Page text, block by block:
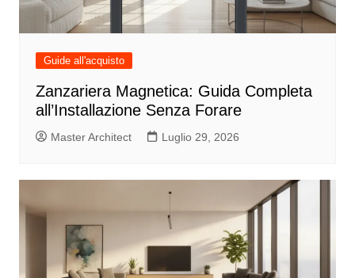
Guide all'acquisto
Zanzariera Magnetica: Guida Completa
all’Installazione Senza Forare
Master Architect Luglio 29, 2026